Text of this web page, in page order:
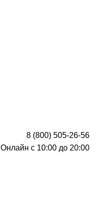
8 (800) 505-26-56
Онлайн с 10:00 до 20:00